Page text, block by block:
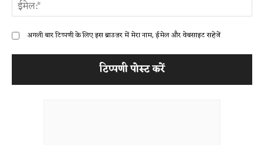
अगली बार टिप्पणी के लिए इस ब्राउज़र में मेरा नाम, ईमेल और वेबसाइट सहेजें